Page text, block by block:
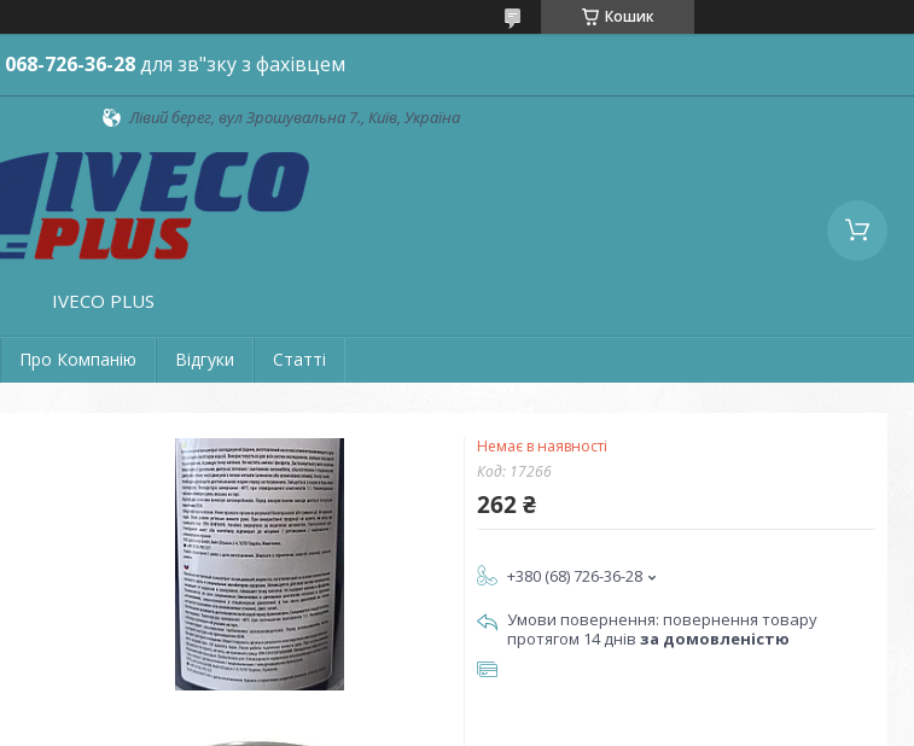
Кошик
068-726-36-28для зв"зку з фахівцем
Лівий берег, вул Зрошувальна 7., Київ, Україна
IVECO PLUS
Про Компанію Відгуки Статті
Немає в наявності
Код: 17266
262 ₴
+380 (68) 726-36-28
повернення товару
протягом 14 днів за домовленістю